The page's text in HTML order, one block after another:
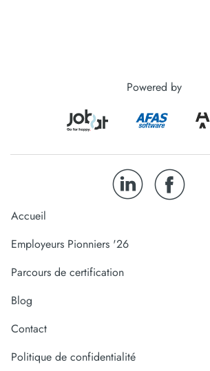
Powered by
Accueil
Employeurs Pionniers '26
Parcours de certification
Blog
Contact
Politique de confidentialité